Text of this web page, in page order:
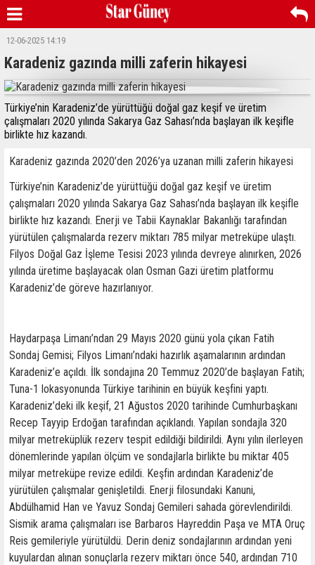
12-06-2025 14:19
Karadeniz gazında milli zaferin hikayesi
Türkiye’nin Karadeniz’de yürüttüğü doğal gaz keşif ve üretim
çalışmaları 2020 yılında Sakarya Gaz Sahası’nda başlayan ilk keşifle
birlikte hız kazandı.
Karadeniz gazında 2020’den 2026’ya uzanan milli zaferin hikayesi
Türkiye’nin Karadeniz’de yürüttüğü doğal gaz keşif ve üretim
çalışmaları 2020 yılında Sakarya Gaz Sahası’nda başlayan ilk keşifle
birlikte hız kazandı. Enerji ve Tabii Kaynaklar Bakanlığı tarafından
yürütülen çalışmalarda rezerv miktarı 785 milyar metreküpe ulaştı.
Filyos Doğal Gaz İşleme Tesisi 2023 yılında devreye alınırken, 2026
yılında üretime başlayacak olan Osman Gazi üretim platformu
Karadeniz’de göreve hazırlanıyor.
Haydarpaşa Limanı’ndan 29 Mayıs 2020 günü yola çıkan Fatih
Sondaj Gemisi; Filyos Limanı’ndaki hazırlık aşamalarının ardından
Karadeniz’e açıldı. İlk sondajına 20 Temmuz 2020’de başlayan Fatih;
Tuna-1 lokasyonunda Türkiye tarihinin en büyük keşfini yaptı.
Karadeniz’deki ilk keşif, 21 Ağustos 2020 tarihinde Cumhurbaşkanı
Recep Tayyip Erdoğan tarafından açıklandı. Yapılan sondajla 320
milyar metreküplük rezerv tespit edildiği bildirildi. Aynı yılın ilerleyen
dönemlerinde yapılan ölçüm ve sondajlarla birlikte bu miktar 405
milyar metreküpe revize edildi. Keşfin ardından Karadeniz’de
yürütülen çalışmalar genişletildi. Enerji filosundaki Kanuni,
Abdülhamid Han ve Yavuz Sondaj Gemileri sahada görevlendirildi.
Sismik arama çalışmaları ise Barbaros Hayreddin Paşa ve MTA Oruç
Reis gemileriyle yürütüldü. Derin deniz sondajlarının ardından yeni
kuyulardan alınan sonuçlarla rezerv miktarı önce 540, ardından 710